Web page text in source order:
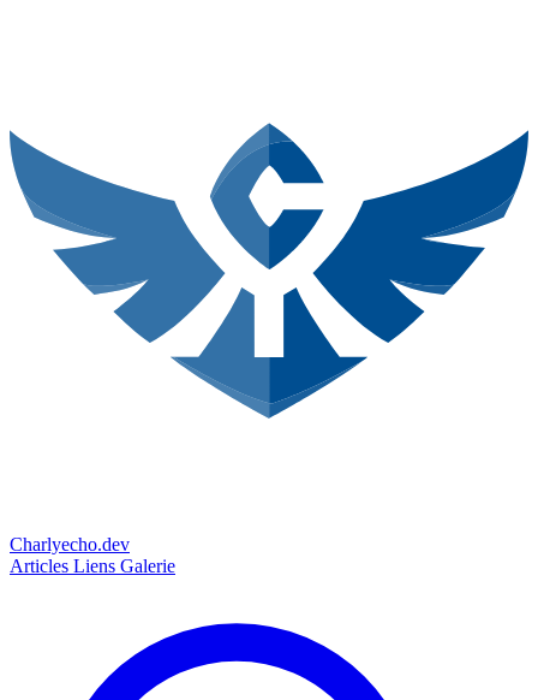
Charlyecho.dev
Articles Liens Galerie